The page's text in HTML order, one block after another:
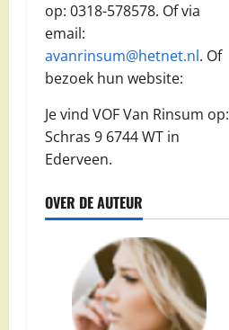
op: 0318-578578. Of via
email:
avanrinsum@hetnet.nl. Of
bezoek hun website:
Je vind VOF Van Rinsum op:
Schras 9 6744 WT in
Ederveen.
OVER DE AUTEUR